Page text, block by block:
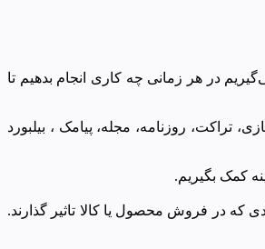
در هر زمانی چه کاری انجام بدهیم تا
تراکت، روزنامه، مجله، پیامک ، بیلبورد
کمک بگیریم.
که در فروش محصول یا کالا تاثیر گذارند.